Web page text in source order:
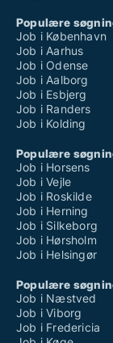
Populære
Job i København
Job i Aarhus
Job i Odense
Job i Aalborg
Job i Esbjerg
Job i Randers
Job i Kolding
Populære
Job i Horsens
Job i Vejle
Job i Roskilde
Job i Herning
Job i Silkeborg
Job i Hørsholm
Job i Helsingør
Populære
Job i Næstved
Job i Viborg
Job i Fredericia